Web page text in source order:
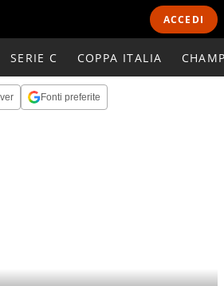
ACCEDI
SERIE C COPPA ITALIA
Fonti preferite